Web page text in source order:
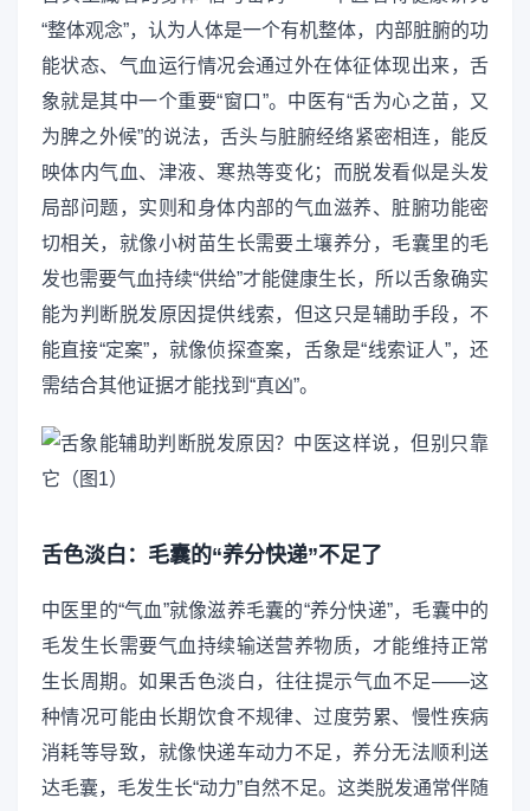
“整体观念”，认为人体是一个有机整体，内部脏腑的功
能状态、气血运行情况会通过外在体征体现出来，舌
象就是其中一个重要“窗口”。中医有“舌为心之苗，又
为脾之外候”的说法，舌头与脏腑经络紧密相连，能反
映体内气血、津液、寒热等变化；而脱发看似是头发
局部问题，实则和身体内部的气血滋养、脏腑功能密
切相关，就像小树苗生长需要土壤养分，毛囊里的毛
发也需要气血持续“供给”才能健康生长，所以舌象确实
能为判断脱发原因提供线索，但这只是辅助手段，不
能直接“定案”，就像侦探查案，舌象是“线索证人”，还
需结合其他证据才能找到“真凶”。
舌色淡白：毛囊的“养分快递”不足了
中医里的“气血”就像滋养毛囊的“养分快递”，毛囊中的
毛发生长需要气血持续输送营养物质，才能维持正常
生长周期。如果舌色淡白，往往提示气血不足——这
种情况可能由长期饮食不规律、过度劳累、慢性疾病
消耗等导致，就像快递车动力不足，养分无法顺利送
达毛囊，毛发生长“动力”自然不足。这类脱发通常伴随